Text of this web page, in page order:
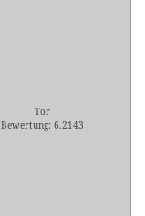
Tor
Bewertung: 6.2143